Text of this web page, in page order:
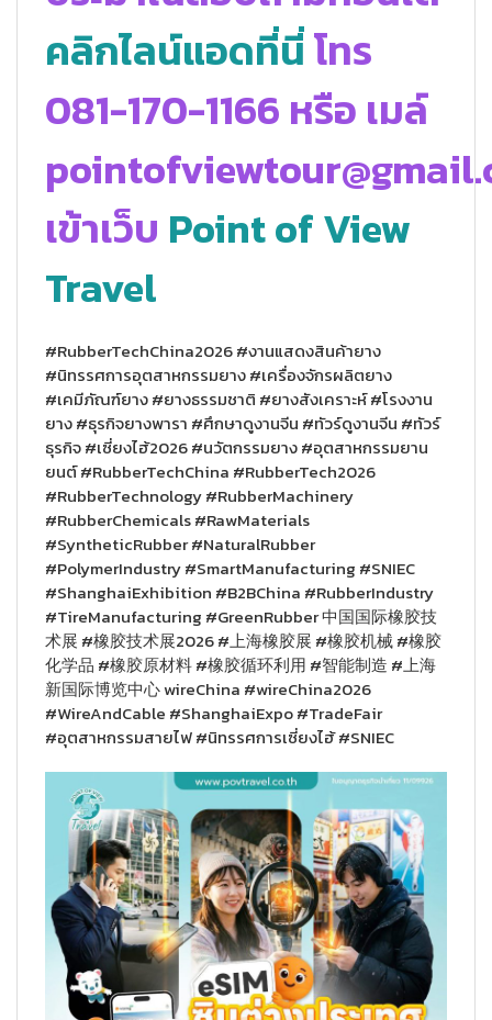
คลิกไลน์แอดที่นี่โทร
081-170-1166 หรือ เมล์
เข้าเว็บ Point of View
Travel
#RubberTechChina2026 #งานแสดงสินค้ายาง
#นิทรรศการอุตสาหกรรมยาง #เครื่องจักรผลิตยาง
#เคมีภัณฑ์ยาง #ยางธรรมชาติ #ยางสังเคราะห์ #โรงงาน
ยาง #ธุรกิจยางพารา #ศึกษาดูงานจีน #ทัวร์ดูงานจีน #ทัวร์
ธุรกิจ #เซี่ยงไฮ้2026 #นวัตกรรมยาง #อุตสาหกรรมยาน
ยนต์ #RubberTechChina #RubberTech2026
#RubberTechnology #RubberMachinery
#RubberChemicals #RawMaterials
#SyntheticRubber #NaturalRubber
#PolymerIndustry #SmartManufacturing #SNIEC
#ShanghaiExhibition #B2BChina #RubberIndustry
#TireManufacturing #GreenRubber 中国国际橡胶技
术展 #橡胶技术展2026 #上海橡胶展 #橡胶机械 #橡胶
化学品 #橡胶原材料 #橡胶循环利用 #智能制造 #上海
新国际博览中心 wireChina #wireChina2026
#WireAndCable #ShanghaiExpo #TradeFair
#อุตสาหกรรมสายไฟ #นิทรรศการเซี่ยงไฮ้ #SNIEC